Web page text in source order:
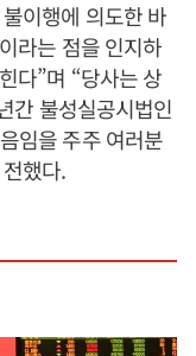
이행에 의도한 바
라는 점을 인지하
다”며 “당사는 상
간 불성실공시법인
임을 주주 여러분
했다.